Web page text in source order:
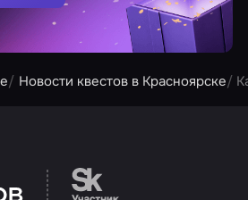
Новости квестов в Красноярске
Перейти на сайт